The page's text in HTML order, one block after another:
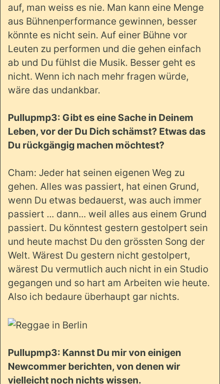
auf, man weiss es nie. Man kann eine Menge
aus Bühnenperformance gewinnen, besser
könnte es nicht sein. Auf einer Bühne vor
Leuten zu performen und die gehen einfach
ab und Du fühlst die Musik. Besser geht es
nicht. Wenn ich nach mehr fragen würde,
wäre das undankbar.
Pullupmp3: Gibt es eine Sache in Deinem
Leben, vor der Du Dich schämst? Etwas das
Du rückgängig machen möchtest?
Cham: Jeder hat seinen eigenen Weg zu
gehen. Alles was passiert, hat einen Grund,
wenn Du etwas bedauerst, was auch immer
passiert ... dann... weil alles aus einem Grund
passiert. Du könntest gestern gestolpert sein
und heute machst Du den grössten Song der
Welt. Wärest Du gestern nicht gestolpert,
wärest Du vermutlich auch nicht in ein Studio
gegangen und so hart am Arbeiten wie heute.
Also ich bedaure überhaupt gar nichts.
Pullupmp3: Kannst Du mir von einigen
Newcommer berichten, von denen wir
vielleicht noch nichts wissen.